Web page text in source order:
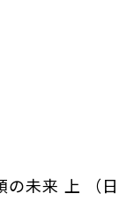
の未来 上 （日